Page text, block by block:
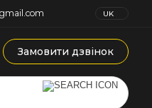
UK
Замовити дзвінок